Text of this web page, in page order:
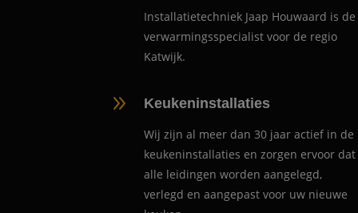
Installatietechniek Jaap Houwaard is de
verwarmingsspecialist voor de regio
Katwijk.
9 Keukeninstallaties
Wij zijn al meer dan 30 jaar actief in de
keukeninstallaties en zorgen ervoor dat
alle leidingen worden aangelegd,
verlegd en aangepast voor uw nieuwe